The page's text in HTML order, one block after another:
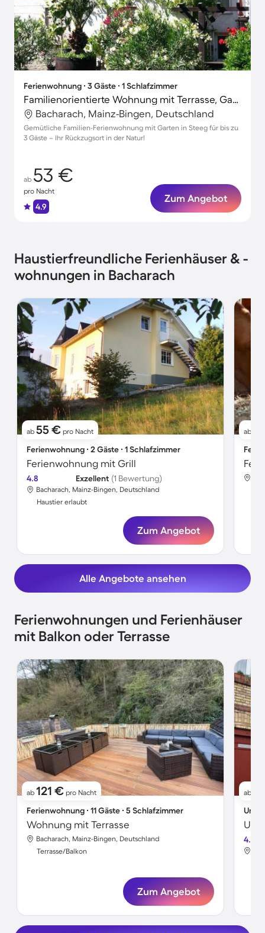
Ferienwohnung ∙ 3 Gäste ∙ 1 Schlafzimmer
Familienorientierte Wohnung mit Terrasse, Garten und Grill
Bacharach, Mainz-Bingen, Deutschland
Gemütliche Familien-Ferienwohnung mit Garten in Steeg für bis zu
3 Gäste – Ihr Rückzugsort in der Natur!
ab 53 €
pro Nacht
4.9
Zum Angebot
Haustierfreundliche Ferienhäuser & -
wohnungen in Bacharach
ab 55 € pro Nacht
Ferienwohnung ∙ 2 Gäste ∙ 1 Schlafzimmer
Ferienwohnung mit Grill
4.8 Exzellent (1 Bewertung)
Bacharach, Mainz-Bingen, Deutschland
Haustier erlaubt
Zum Angebot
ab
Alle Angebote ansehen
Ferienwohnungen und Ferienhäuser
mit Balkon oder Terrasse
ab 121 € pro Nacht
Ferienwohnung ∙ 11 Gäste ∙ 5 Schlafzimmer
Wohnung mit Terrasse
Bacharach, Mainz-Bingen, Deutschland
Terrasse/Balkon
Zum Angebot
ab
4.4